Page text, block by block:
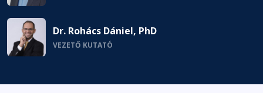
Dr. Rohács Dániel, PhD
VEZETŐ KUTATÓ